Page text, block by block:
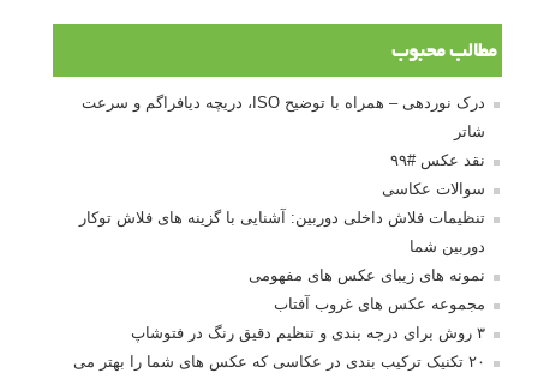
مطالب محبوب
درک نوردهی – همراه با توضیح ISO، دریچه دیافراگم و سرعت
شاتر
نقد عکس #۹۹
سوالات عکاسی
تنظیمات فلاش داخلی دوربین: آشنایی با گزینه های فلاش توکار
دوربین شما
نمونه های زیبای عکس های مفهومی
مجموعه عکس های غروب آفتاب
۳ روش برای درجه بندی و تنظیم دقیق رنگ در فتوشاپ
۲۰ تکنیک ترکیب بندی در عکاسی که عکس های شما را بهتر می